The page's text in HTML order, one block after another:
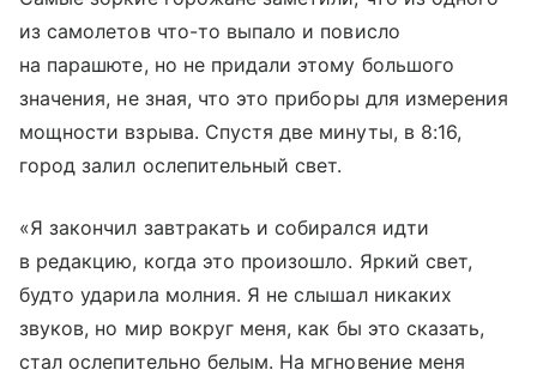
из самолетов что-то выпало и повисло
на парашюте, но не придали этому большого
значения, не зная, что это приборы для измерения
мощности взрыва. Спустя две минуты, в 8:16,
город залил ослепительный свет.
«Я закончил завтракать и собирался идти
в редакцию, когда это произошло. Яркий свет,
будто ударила молния. Я не слышал никаких
звуков, но мир вокруг меня, как бы это сказать,
стал ослепительно белым. На мгновение меня